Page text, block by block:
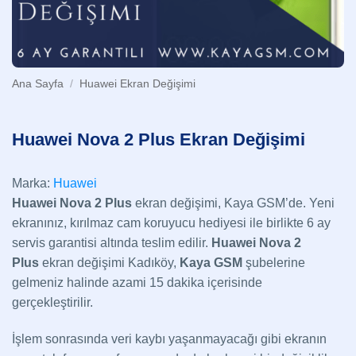
Ana Sayfa / Huawei Ekran Değişimi
Huawei Nova 2 Plus Ekran Değişimi
Marka: Huawei
Huawei Nova 2 Plus ekran değişimi, Kaya GSM’de. Yeni
ekranınız, kırılmaz cam koruyucu hediyesi ile birlikte 6 ay
servis garantisi altında teslim edilir. Huawei Nova 2
Plus ekran değişimi Kadıköy, Kaya GSM şubelerine
gelmeniz halinde azami 15 dakika içerisinde
gerçekleştirilir.
İşlem sonrasında veri kaybı yaşanmayacağı gibi ekranın